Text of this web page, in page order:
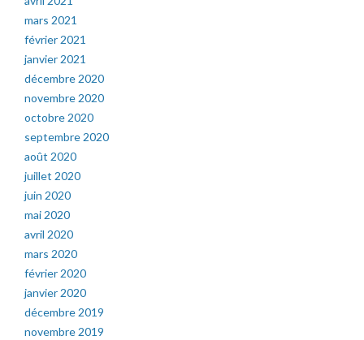
mars 2021
février 2021
janvier 2021
décembre 2020
novembre 2020
octobre 2020
septembre 2020
août 2020
juillet 2020
juin 2020
mai 2020
avril 2020
mars 2020
février 2020
janvier 2020
décembre 2019
novembre 2019